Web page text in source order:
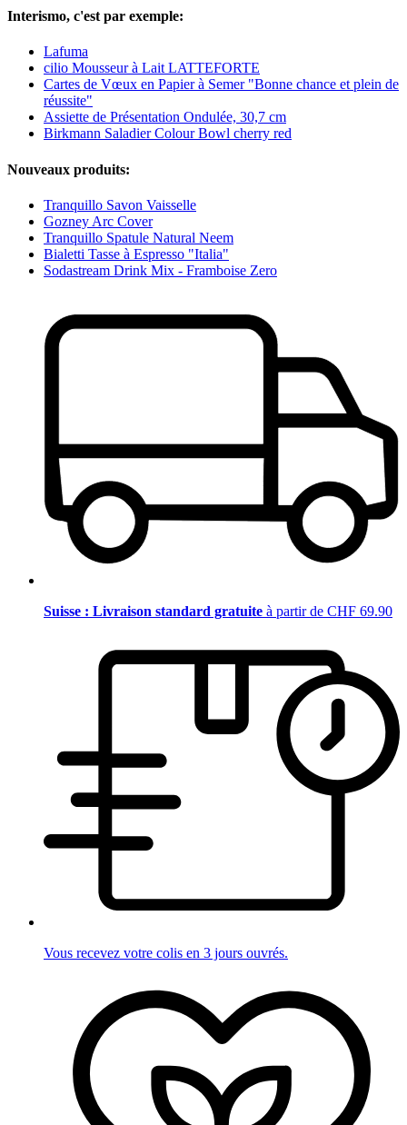
Interismo, c'est par exemple:
Lafuma
cilio Mousseur à Lait LATTEFORTE
Cartes de Vœux en Papier à Semer "Bonne chance et plein de
réussite"
Assiette de Présentation Ondulée, 30,7 cm
Birkmann Saladier Colour Bowl cherry red
Nouveaux produits:
Tranquillo Savon Vaisselle
Gozney Arc Cover
Tranquillo Spatule Natural Neem
Bialetti Tasse à Espresso "Italia"
Sodastream Drink Mix - Framboise Zero
Suisse : Livraison standard gratuite à partir de CHF 69.90
Vous recevez votre colis en 3 jours ouvrés.